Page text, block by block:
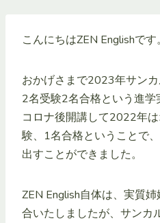
こんにちはZEN Englishです。
おかげさまで2023年サンカ
2名受験2名合格という進学
コロナ後開講して2022年
験、1名合格ということで
出すことができました。
ZEN English自体は、実質
合いたしましたが、サンカ